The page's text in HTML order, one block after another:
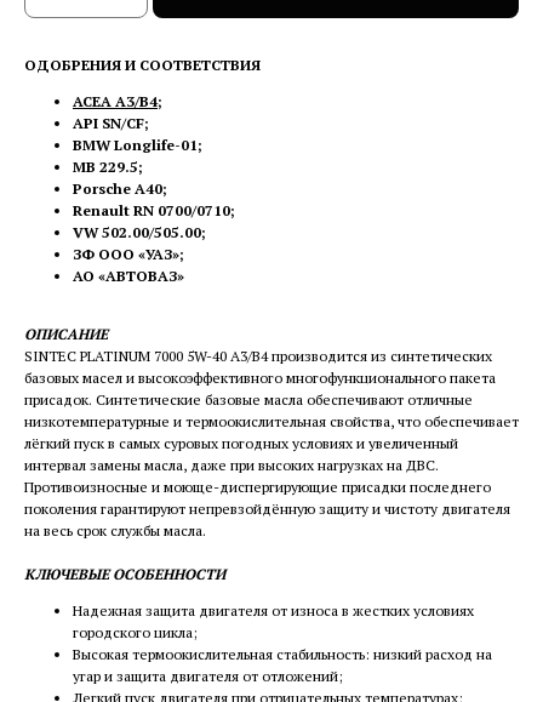
ОДОБРЕНИЯ И СООТВЕТСТВИЯ
ACEA A3/B4;
API SN/CF;
BMW Longlife-01;
MB 229.5;
Porsche A40;
Renault RN 0700/0710;
VW 502.00/505.00;
ЗФ ООО «УАЗ»;
АО «АВТОВАЗ»
ОПИСАНИЕ
SINTEC PLATINUM 7000 5W-40 A3/B4 производится из синтетических
базовых масел и высокоэффективного многофункционального пакета
присадок. Синтетические базовые масла обеспечивают отличные
низкотемпературные и термоокислительная свойства, что обеспечивает
лёгкий пуск в самых суровых погодных условиях и увеличенный
интервал замены масла, даже при высоких нагрузках на ДВС.
Противоизносные и моюще-диспергирующие присадки последнего
поколения гарантируют непревзойдённую защиту и чистоту двигателя
на весь срок службы масла.
КЛЮЧЕВЫЕ ОСОБЕННОСТИ
Надежная защита двигателя от износа в жестких условиях
городского цикла;
Высокая термоокислительная стабильность: низкий расход на
угар и защита двигателя от отложений;
Легкий пуск двигателя при отрицательных температурах;